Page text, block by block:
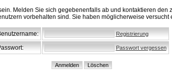
Melden Sie sich gegebenenfalls ab und kontaktieren den
vorbehalten sind. Sie haben möglicherweise
Registrierung
Passwort vergessen